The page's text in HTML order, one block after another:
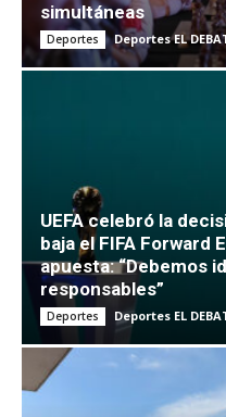
simultáneas
Deportes Deportes EL
UEFA celebró la
baja el FIFA Forward
apuesta: “Debemos
responsables”
Deportes Deportes EL